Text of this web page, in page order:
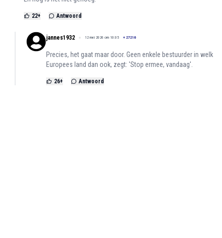
22+ Antwoord
jannes1932 12 mei 2026 om 10:05 + 27216
Precies, het gaat maar door. Geen enkele bestuurder in welk
Europees land dan ook, zegt: 'Stop ermee, vandaag'.
26+ Antwoord